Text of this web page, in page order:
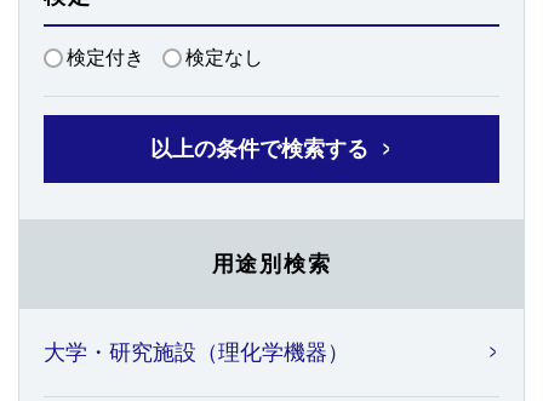
検定付き 検定なし
以上の条件で検索する
用途別検索
大学・研究施設（理化学機器）